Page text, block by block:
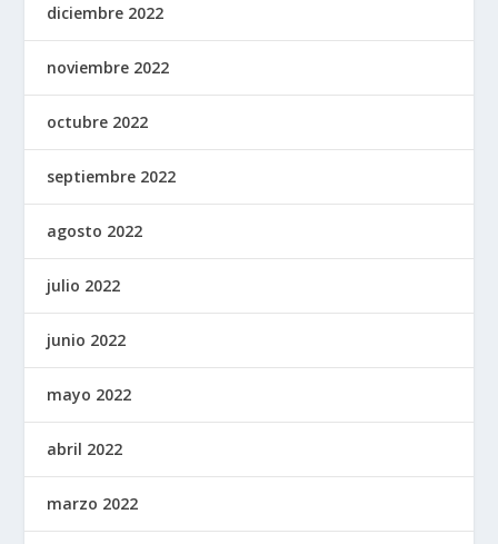
diciembre 2022
noviembre 2022
octubre 2022
septiembre 2022
agosto 2022
julio 2022
junio 2022
mayo 2022
abril 2022
marzo 2022